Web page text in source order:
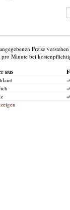
Preise
pro Minute bei
aus